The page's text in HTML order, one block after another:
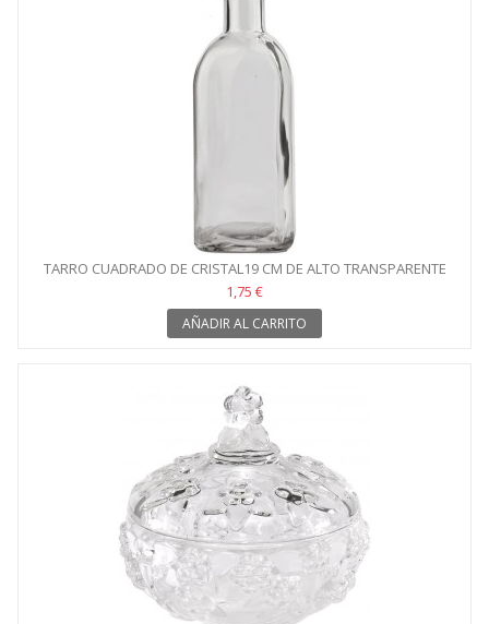
TARRO CUADRADO DE CRISTAL19 CM DE ALTO TRANSPARENTE
1,75 €
AÑADIR AL CARRITO